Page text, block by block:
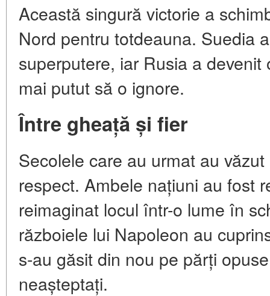
Această singură victorie a
Nord pentru totdeauna. Suedia
superputere, iar Rusia a
mai putut să o ignore.
Între gheață și fier
Secolele care au urmat au
respect. Ambele națiuni au fost
reimaginat locul într-o lume în
războiele lui Napoleon au
s-au găsit din nou pe părți
neașteptați.